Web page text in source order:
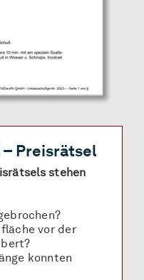
Preisrätsel
stehen
vor der
konnten